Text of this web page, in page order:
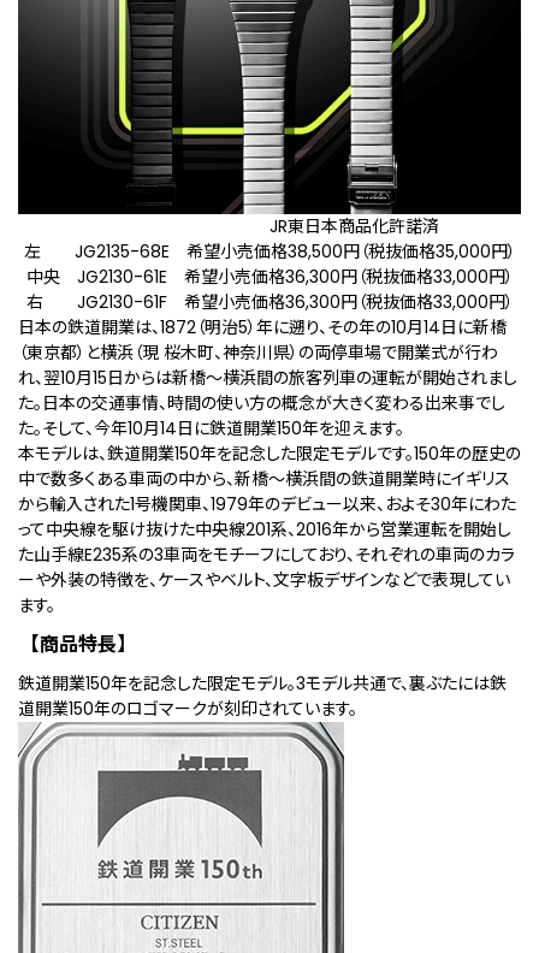
JR東日本商品化許諾済
左 JG2135-68E 希望小売価格38,500円（税抜価格35,000円）
中央 JG2130-61E 希望小売価格36,300円（税抜価格33,000円）
右 JG2130-61F 希望小売価格36,300円（税抜価格33,000円）
日本の鉄道開業は、1872（明治5）年に遡り、その年の10月14日に新橋
（東京都）と横浜（現 桜木町、神奈川県）の両停車場で開業式が行わ
れ、翌10月15日からは新橋～横浜間の旅客列車の運転が開始されまし
た。日本の交通事情、時間の使い方の概念が大きく変わる出来事でし
た。そして、今年10月14日に鉄道開業150年を迎えます。
本モデルは、鉄道開業150年を記念した限定モデルです。150年の歴史の
中で数多くある車両の中から、新橋～横浜間の鉄道開業時にイギリス
から輸入された1号機関車、1979年のデビュー以来、およそ30年にわた
って中央線を駆け抜けた中央線201系、2016年から営業運転を開始し
た山手線E235系の3車両をモチーフにしており、それぞれの車両のカラ
ーや外装の特徴を、ケースやベルト、文字板デザインなどで表現してい
ます。
【商品特長】
鉄道開業150年を記念した限定モデル。3モデル共通で、裏ぶたには鉄
道開業150年のロゴマークが刻印されています。